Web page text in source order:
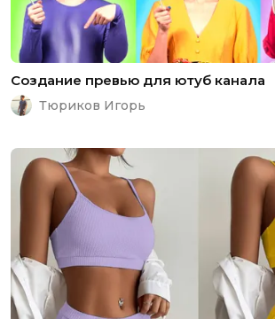
Создание превью для ютуб канала
Тюриков Игорь